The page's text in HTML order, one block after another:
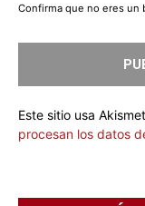
Confirma que no eres un
Este sitio usa
procesan los datos